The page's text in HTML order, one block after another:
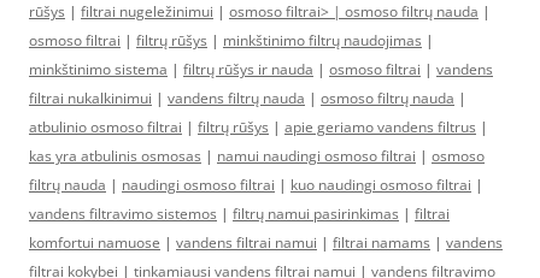
rūšys | filtrai nugeležinimui | osmoso filtrai> | osmoso filtrų nauda |
osmoso filtrai | filtrų rūšys | minkštinimo filtrų naudojimas |
minkštinimo sistema | filtrų rūšys ir nauda | osmoso filtrai | vandens
filtrai nukalkinimui | vandens filtrų nauda | osmoso filtrų nauda |
atbulinio osmoso filtrai | filtrų rūšys | apie geriamo vandens filtrus |
kas yra atbulinis osmosas | namui naudingi osmoso filtrai | osmoso
filtrų nauda | naudingi osmoso filtrai | kuo naudingi osmoso filtrai |
vandens filtravimo sistemos | filtrų namui pasirinkimas | filtrai
komfortui namuose | vandens filtrai namui | filtrai namams | vandens
filtrai kokybei | tinkamiausi vandens filtrai namui | vandens filtravimo